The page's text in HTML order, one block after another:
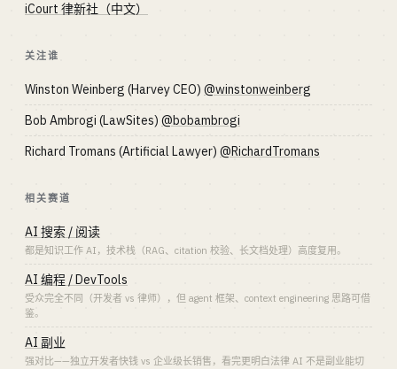
iCourt 律新社（中文）
关注谁
Winston Weinberg (Harvey CEO) @winstonweinberg
Bob Ambrogi (LawSites) @bobambrogi
Richard Tromans (Artificial Lawyer) @RichardTromans
相关赛道
AI 搜索 / 阅读
都是知识工作 AI，技术栈（RAG、citation 校验、长文档处理）高度复用。
AI 编程 / DevTools
受众完全不同（开发者 vs 律师），但 agent 框架、context engineering 思路可借
鉴。
AI 副业
强对比——独立开发者快钱 vs 企业级长销售，看完更明白法律 AI 不是副业能切